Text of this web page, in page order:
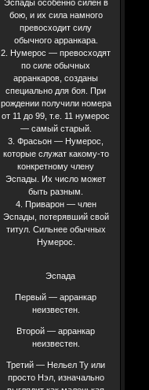
Эспады особенно силен в
бою, и их сила намного
превосходит силу
обычного арранкара.
2. Нумерос — превосходят
по силе обычных
арранкаров, созданы
специально для боя. При
рождении получили номера
от 11 до 99, т.е. 11 нумерос
— самый старый.
3. Фрасьон — Нумерос,
которые служат какому-то
конкретному члену
Эспады. Их число может
быть разным.
4. Приварон — член
Эспады, потерявший свой
титул. Сильнее обычных
Нумерос.
Эспада
Первый — арранкар
неизвестен.
Второй — арранкар
неизвестен.
Третий — Нельел Ту или
просто Нэл, изначально